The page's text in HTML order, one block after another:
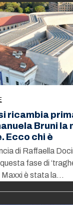
ricambia
Bruni la
Ecco chi è
di Raffaella
fase di
Maxxi è stata la…